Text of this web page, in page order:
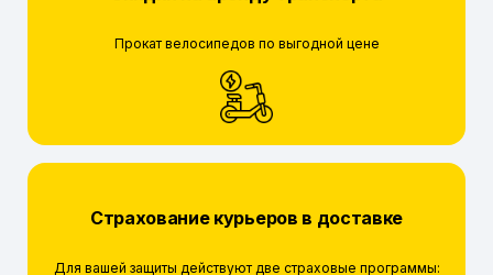
Прокат велосипедов по выгодной цене
Страхование курьеров в доставке
Для вашей защиты действуют две страховые программы: